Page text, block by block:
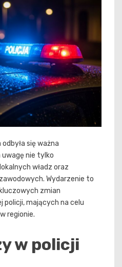
się ważna
nie tylko
władz oraz
Wydarzenie to
zmian
policji, mających na celu
regionie.
w policji